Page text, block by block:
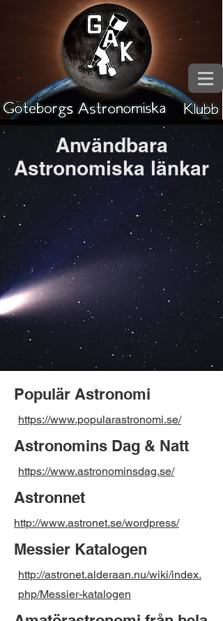
Användbara
Astronomiska länkar
Populär Astronomi
https://www.popularastronomi.se/
Astronomins Dag & Natt
https://www.astronominsdag.se/
Astronnet
http://www.astronet.se/wordpress/
Messier Katalogen
http://astronet.alderaan.nu/wiki/index.
php/Messier-katalogen